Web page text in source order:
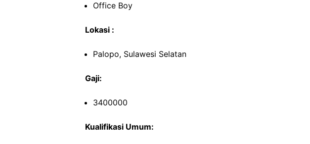
Office Boy
Lokasi :
Palopo, Sulawesi Selatan
Gaji:
3400000
Kualifikasi Umum: